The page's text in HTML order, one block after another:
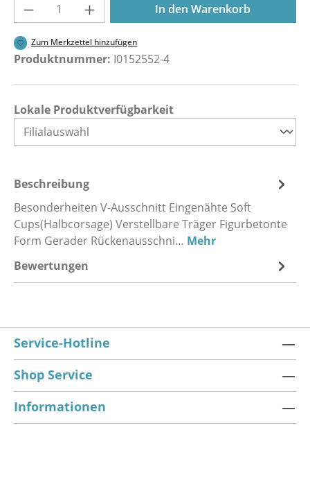
Produkt Anzahl: Gib den gewünschten
In den Warenkorb
Zum Merkzettel hinzufügen
Produktnummer: I0152552-4
Lokale Produktverfügbarkeit
Beschreibung
Besonderheiten V-Ausschnitt Eingenähte Soft
Cups(Halbcorsage) Verstellbare Träger Figurbetonte
Form Gerader Rückenausschni… Mehr
Bewertungen
Service-Hotline
Shop Service
Informationen